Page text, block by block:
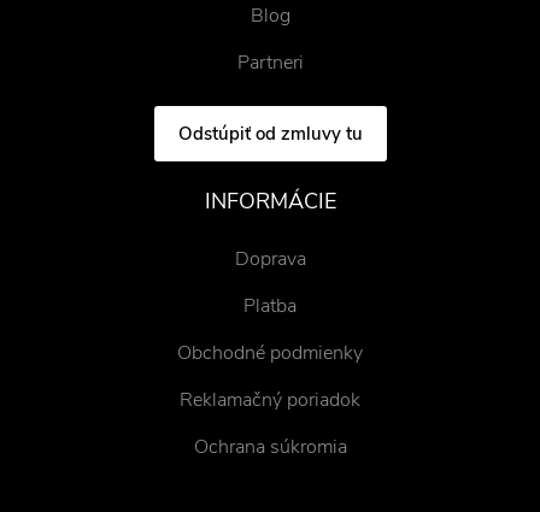
Blog
Partneri
Odstúpiť od zmluvy tu
INFORMÁCIE
Doprava
Platba
Obchodné podmienky
Reklamačný poriadok
Ochrana súkromia